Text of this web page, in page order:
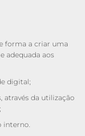
forma a criar uma
adequada aos
digital;
através da utilização
interno.